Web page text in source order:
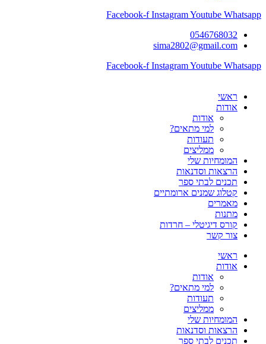
Facebook-f InstagramYoutube Whatsapp
0546768032
sima2802@gmail.com
Facebook-f InstagramYoutube Whatsapp
ראשי
אודות
אודות
למי מתאים?
תעודות
ממליצים
המומחיות שלי
הרצאות וסדנאות
תכנים לבתי ספר
קטלוג שמנים ארומתיים
מאמרים
מתנות
קורס דיגיטלי – חרדות
צור קשר
ראשי
אודות
אודות
למי מתאים?
תעודות
ממליצים
המומחיות שלי
הרצאות וסדנאות
תכנים לבתי ספר